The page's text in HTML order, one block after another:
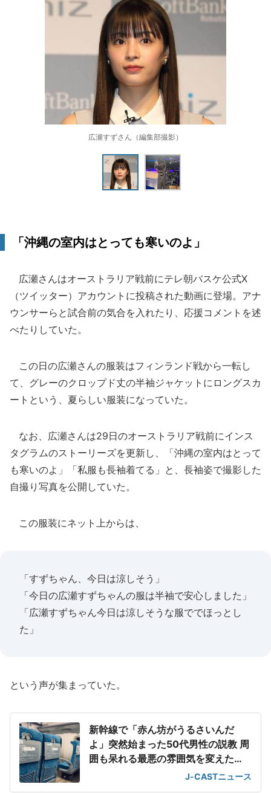
広瀬すずさん（編集部撮影）
「沖縄の室内はとっても寒いのよ」
広瀬さんはオーストラリア戦前にテレ朝バスケ公式X
（ツイッター）アカウントに投稿された動画に登場。アナ
ウンサーらと試合前の気合を入れたり、応援コメントを述
べたりしていた。
この日の広瀬さんの服装はフィンランド戦から一転し
て、グレーのクロップド丈の半袖ジャケットにロングスカ
ートという、夏らしい服装になっていた。
なお、広瀬さんは29日のオーストラリア戦前にインス
タグラムのストーリーズを更新し、「沖縄の室内はとって
も寒いのよ」「私服も長袖着てる」と、長袖姿で撮影した
自撮り写真を公開していた。
この服装にネット上からは、
「すずちゃん、今日は涼しそう」
「今日の広瀬すずちゃんの服は半袖で安心しました」
「広瀬すずちゃん今日は涼しそうな服ででほっとし
た」
という声が集まっていた。
新幹線で「赤ん坊がうるさいんだ
よ」突然始まった50代男性の説教 周
囲も呆れる最悪の雰囲気を変えた
J-CASTニュース